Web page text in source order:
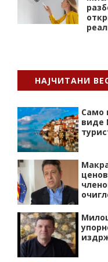
НАЈЧИТАНИ
Само
виде